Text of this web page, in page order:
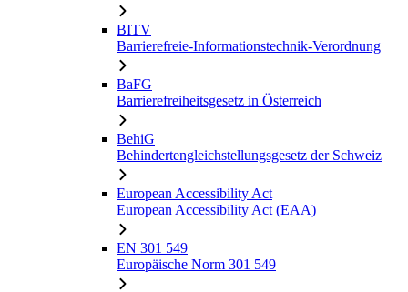
BITV
Barrierefreie-Informationstechnik-Verordnung
BaFG
Barrierefreiheitsgesetz in Österreich
BehiG
Behindertengleichstellungsgesetz der Schweiz
European Accessibility Act
European Accessibility Act (EAA)
EN 301 549
Europäische Norm 301 549